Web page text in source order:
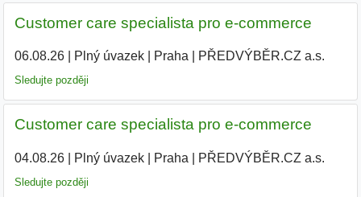
Customer care specialista pro e-commerce
06.08.26| Plný úvazek| Praha PŘEDVÝBĚR.CZ a.s.
Sledujte později
Customer care specialista pro e-commerce
04.08.26| Plný úvazek| Praha PŘEDVÝBĚR.CZ a.s.
Sledujte později